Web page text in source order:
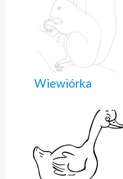
Wiewiórka